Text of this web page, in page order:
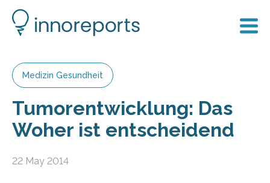
Medizin Gesundheit
Tumorentwicklung: Das
Woher ist entscheidend
22 May 2014